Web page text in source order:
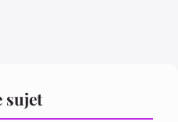
sujet